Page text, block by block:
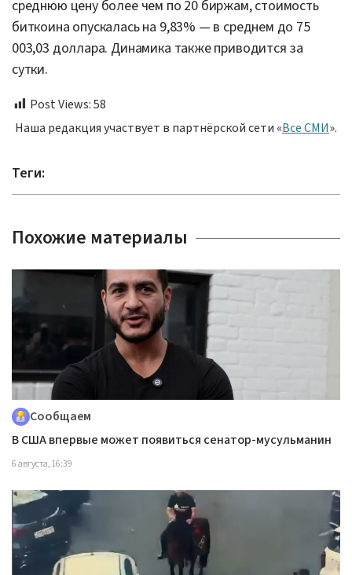
среднюю цену более чем по 20 биржам, стоимость
биткоина опускалась на 9,83% — в среднем до 75
003,03 доллара. Динамика также приводится за
сутки.
Post Views:58
Наша редакция участвует в партнёрской сети «Все СМИ».
Теги:
Похожие материалы
Сообщаем
В США впервые может появиться сенатор-мусульманин
6 августа, 16:39